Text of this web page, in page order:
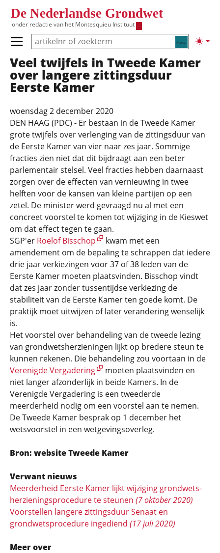
De Nederlandse Grondwet
onder redactie van het Montesquieu Instituut
Zoeken
Primair menu tonen/verbergen
Hoofdnavigatie
Veel twijfels in Tweede Kamer
over langere zittingsduur
Eerste Kamer
woensdag 2 december 2020
DEN HAAG (PDC) - Er bestaan in de Tweede Kamer
grote twijfels over verlenging van de zittingsduur van
de Eerste Kamer van vier naar zes jaar. Sommige
fracties zien niet dat dit bijdraagt aan een beter
parlementair stelsel. Veel fracties hebben daarnaast
zorgen over de effecten van vernieuwing in twee
helften voor de kansen van kleine partijen op een
zetel. De minister werd gevraagd nu al met een
concreet voorstel te komen tot wijziging in de Kieswet
om dat effect tegen te gaan.
SGP'er Roelof Bisschop
kwam met een
amendement om de bepaling te schrappen dat iedere
drie jaar verkiezingen voor 37 of 38 leden van de
Eerste Kamer moeten plaatsvinden. Bisschop vindt
dat zes jaar zonder tussentijdse verkiezing de
stabiliteit van de Eerste Kamer ten goede komt. De
praktijk moet uitwijzen of later verandering wenselijk
is.
Het voorstel over behandeling van de tweede lezing
van grondwetsherzieningen lijkt op bredere steun te
kunnen rekenen. Die behandeling zou voortaan in de
Verenigde Vergadering
moeten plaatsvinden en
niet langer afzonderlijk in beide Kamers. In de
Verenigde Vergadering is een tweederde
meerderheid nodig om een voorstel aan te nemen.
De Tweede Kamer besprak op 1 december het
wetsvoorstel in een wetgevingsoverleg.
Bron: website Tweede Kamer
Verwant nieuws
Meerderheid Eerste Kamer lijkt wijziging grondwets­
herzienings­procedure te steunen (7 oktober 2020)
Voorstellen langere zittingsduur Senaat en
grondwetsprocedure ingediend (17 juli 2020)
Meer over